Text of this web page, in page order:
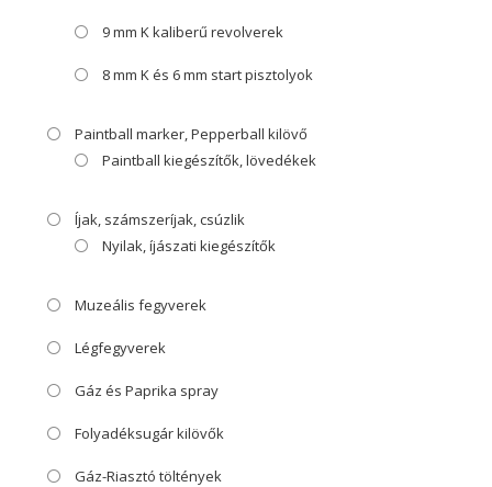
9 mm K kaliberű revolverek
8 mm K és 6 mm start pisztolyok
Paintball marker, Pepperball kilövő
Paintball kiegészítők, lövedékek
Íjak, számszeríjak, csúzlik
Nyilak, íjászati kiegészítők
Muzeális fegyverek
Légfegyverek
Gáz és Paprika spray
Folyadéksugár kilövők
Gáz-Riasztó töltények